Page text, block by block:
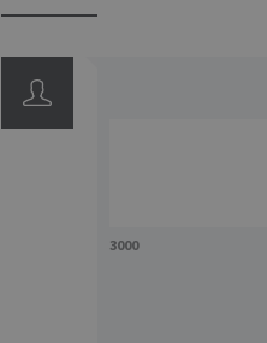
3000